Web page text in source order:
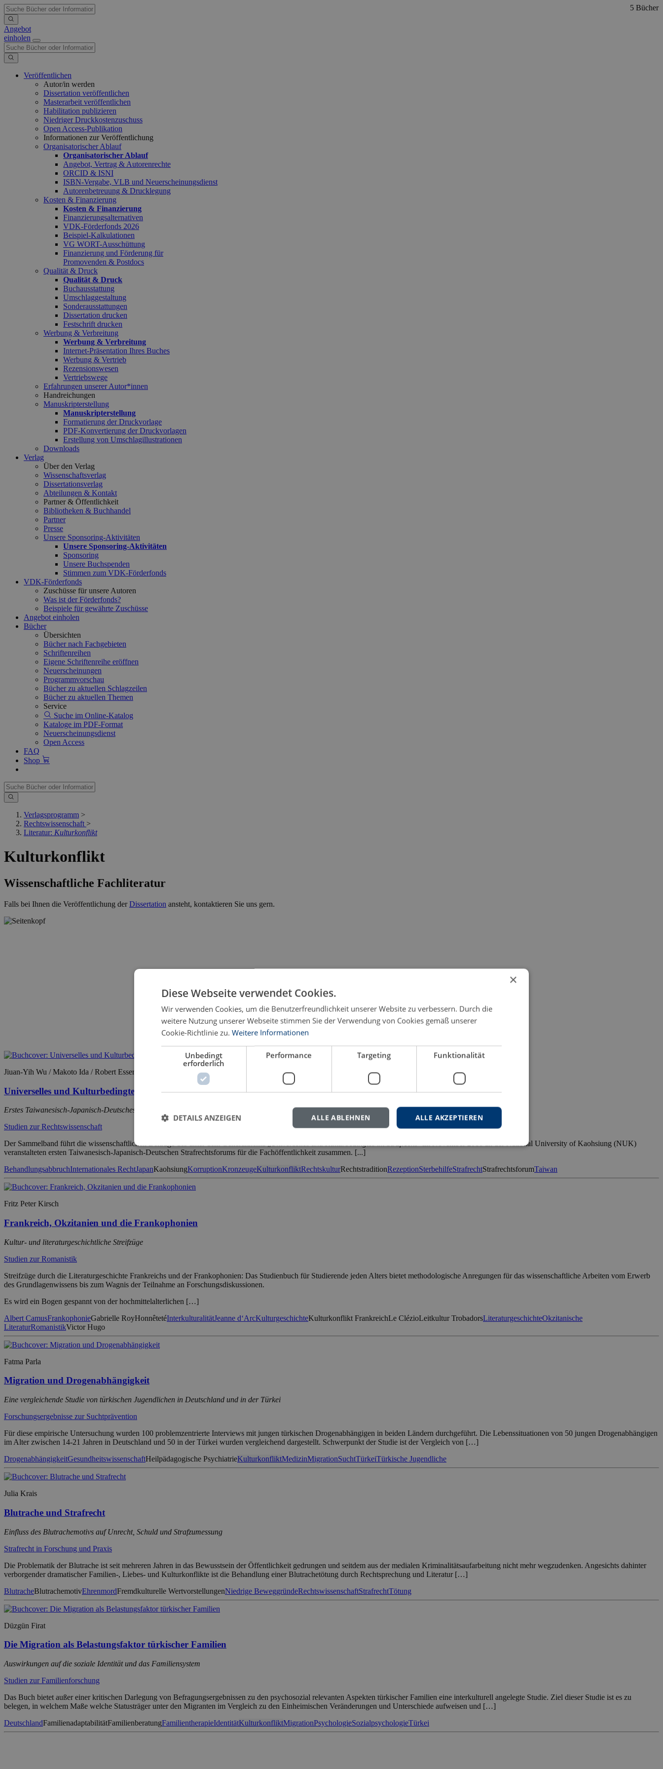
Angebot
einholen
Veröffentlichen
Autor/in werden
Dissertation veröffentlichen
Masterarbeit veröffentlichen
Habilitation publizieren
Niedriger Druckkostenzuschuss
Open Access-Publikation
Informationen zur Veröffentlichung
Organisatorischer Ablauf
Organisatorischer Ablauf
Angebot, Vertrag & Autorenrechte
ORCID & ISNI
ISBN-Vergabe, VLB und Neuerscheinungsdienst
Autorenbetreuung & Drucklegung
Kosten & Finanzierung
Kosten & Finanzierung
Finanzierungsalternativen
VDK-Förderfonds 2026
Beispiel-Kalkulationen
VG WORT-Ausschüttung
Finanzierung und Förderung für
Promovenden & Postdocs
Qualität & Druck
Qualität & Druck
Buchausstattung
Umschlaggestaltung
Sonderausstattungen
Dissertation drucken
Festschrift drucken
Werbung & Verbreitung
Werbung & Verbreitung
Internet-Präsentation Ihres Buches
Werbung & Vertrieb
Rezensionswesen
Vertriebswege
Erfahrungen unserer Autor*innen
Handreichungen
Manuskripterstellung
Manuskripterstellung
Formatierung der Druckvorlage
PDF-Konvertierung der Druckvorlagen
Erstellung von Umschlagillustrationen
Downloads
Verlag
Über den Verlag
Wissenschaftsverlag
Dissertationsverlag
Abteilungen & Kontakt
Partner & Öffentlichkeit
Bibliotheken & Buchhandel
Partner
Presse
Unsere Sponsoring-Aktivitäten
Unsere Sponsoring-Aktivitäten
Sponsoring
Unsere Buchspenden
Stimmen zum VDK-Förderfonds
VDK-Förderfonds
Zuschüsse für unsere Autoren
Was ist der Förderfonds?
Beispiele für gewährte Zuschüsse
Angebot einholen
Bücher
Übersichten
Bücher nach Fachgebieten
Schriftenreihen
Eigene Schriftenreihe eröffnen
Neuerscheinungen
Programmvorschau
Bücher zu aktuellen Schlagzeilen
Bücher zu aktuellen Themen
Service
Suche im Online-Katalog
Kataloge im PDF-Format
Neuerscheinungsdienst
Open Access
FAQ
Shop
Verlagsprogramm >
Rechtswissenschaft >
Literatur: Kulturkonflikt
5 Bücher
Kulturkonflikt
Wissenschaftliche Fachliteratur
Falls bei Ihnen die Veröffentlichung derDissertation ansteht, kontaktieren Sie uns gern.
Jiuan-Yih Wu / Makoto Ida / Robert Esser / Arndt Sinn (Hrsg.)
Universelles und Kulturbedingtes im Strafrecht
Erstes Taiwanesisch-Japanisch-Deutsches Strafrechtsforum, Kaohsiung 2018
Studien zur Rechtswissenschaft
Der Sammelband führt die wissenschaftlichen Beiträge des unter dem Generalthema „
” im November 2018 an der National University of Kaohsiung (NUK)
veranstalteten ersten Taiwanesisch-Japanisch-Deutschen Strafrechtsforums für die Fachöffentlichkeit zusammen. [...]
BehandlungsabbruchInternationales RechtJapanKaohsiungKorruptionKronzeugeKulturkonfliktRechtskulturRechtstraditionRezeptionSterbehilfeStrafrechtStrafrechtsforumTaiwan
Fritz Peter Kirsch
Frankreich, Okzitanien und die Frankophonien
Kultur- und literaturgeschichtliche Streifzüge
Studien zur Romanistik
Streifzüge durch die Literaturgeschichte Frankreichs und der Frankophonien: Das Studienbuch für Studierende jeden Alters bietet methodologische Anregungen für das wissenschaftliche Arbeiten vom Erwerb
des Grundlagenwissens bis zum Wagnis der Teilnahme an Forschungsdiskussionen.
Es wird ein Bogen gespannt von der hochmittelalterlichen […]
Albert CamusFrankophonieGabrielle RoyHonnêtetéInterkulturalitätJeanne d‘ArcKulturgeschichteKulturkonflikt FrankreichLe ClézioLeitkultur TrobadorsLiteraturgeschichteOkzitanische
LiteraturRomanistikVictor Hugo
Fatma Parla
Migration und Drogenabhängigkeit
Eine vergleichende Studie von türkischen Jugendlichen in Deutschland und in der Türkei
Forschungsergebnisse zur Suchtprävention
Für diese empirische Untersuchung wurden 100 problemzentrierte Interviews mit jungen türkischen Drogenabhängigen in beiden Ländern durchgeführt. Die Lebenssituationen von 50 jungen Drogenabhängigen
im Alter zwischen 14-21 Jahren in Deutschland und 50 in der Türkei wurden vergleichend dargestellt. Schwerpunkt der Studie ist der Vergleich von […]
DrogenabhängigkeitGesundheitswissenschaftHeilpädagogische PsychiatrieKulturkonfliktMedizinMigrationSuchtTürkeiTürkische Jugendliche
Julia Krais
Blutrache und Strafrecht
Einfluss des Blutrachemotivs auf Unrecht, Schuld und Strafzumessung
Strafrecht in Forschung und Praxis
Die Problematik der Blutrache ist seit mehreren Jahren in das Bewusstsein der Öffentlichkeit gedrungen und seitdem aus der medialen Kriminalitätsaufarbeitung nicht mehr wegzudenken. Angesichts dahinter
verborgender dramatischer Familien-, Liebes- und Kulturkonflikte ist die Behandlung einer Blutrachetötung durch Rechtsprechung und Literatur […]
BlutracheBlutrachemotivEhrenmordFremdkulturelle WertvorstellungenNiedrige BeweggründeRechtswissenschaftStrafrechtTötung
Düzgün Firat
Die Migration als Belastungsfaktor türkischer Familien
Auswirkungen auf die soziale Identität und das Familiensystem
Studien zur Familienforschung
Das Buch bietet außer einer kritischen Darlegung von Befragungsergebnissen zu den psychosozial relevanten Aspekten türkischer Familien eine interkulturell angelegte Studie. Ziel dieser Studie ist es zu
belegen, in welchem Maße welche Statusträger unter den Migranten im Vergleich zu den Einheimischen Veränderungen und Unterschiede aufweisen und […]
DeutschlandFamilienadaptabilitätFamilienberatungFamilientherapieIdentitätKulturkonfliktMigrationPsychologieSozialpsychologieTürkei
×
Diese Webseite verwendet Cookies.
Wir verwenden Cookies, um die Benutzerfreundlichkeit unserer Website zu verbessern. Durch die
weitere Nutzung unserer Webseite stimmen Sie der Verwendung von Cookies gemäß unserer
Cookie-Richtlinie zu. Weitere Informationen
Unbedingt
erforderlich
Performance Targeting Funktionalität
ALLE AKZEPTIEREN
ALLE ABLEHNEN
DETAILS ANZEIGEN